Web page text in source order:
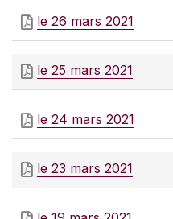
le 26 mars 2021
le 25 mars 2021
le 24 mars 2021
le 23 mars 2021